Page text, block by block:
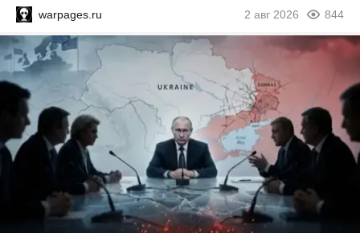
warpages.ru 2 авг 2026 844